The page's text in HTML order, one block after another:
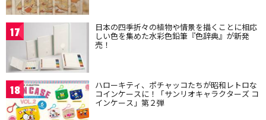
17 日本の四季折々の植物や情景を描くことに相応
しい色を集めた水彩色鉛筆『色辞典』が新発
売！
18 ハローキティ、ポチャッコたちが昭和レトロな
コインケースに！「サンリオキャラクターズ コ
インケース」第２弾